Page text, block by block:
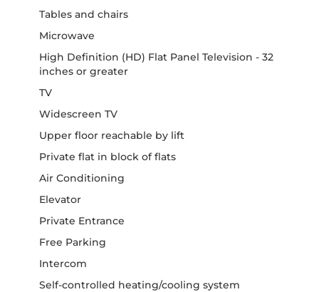
Tables and chairs
Microwave
High Definition (HD) Flat Panel Television - 32
inches or greater
TV
Widescreen TV
Upper floor reachable by lift
Private flat in block of flats
Air Conditioning
Elevator
Private Entrance
Free Parking
Intercom
Self-controlled heating/cooling system